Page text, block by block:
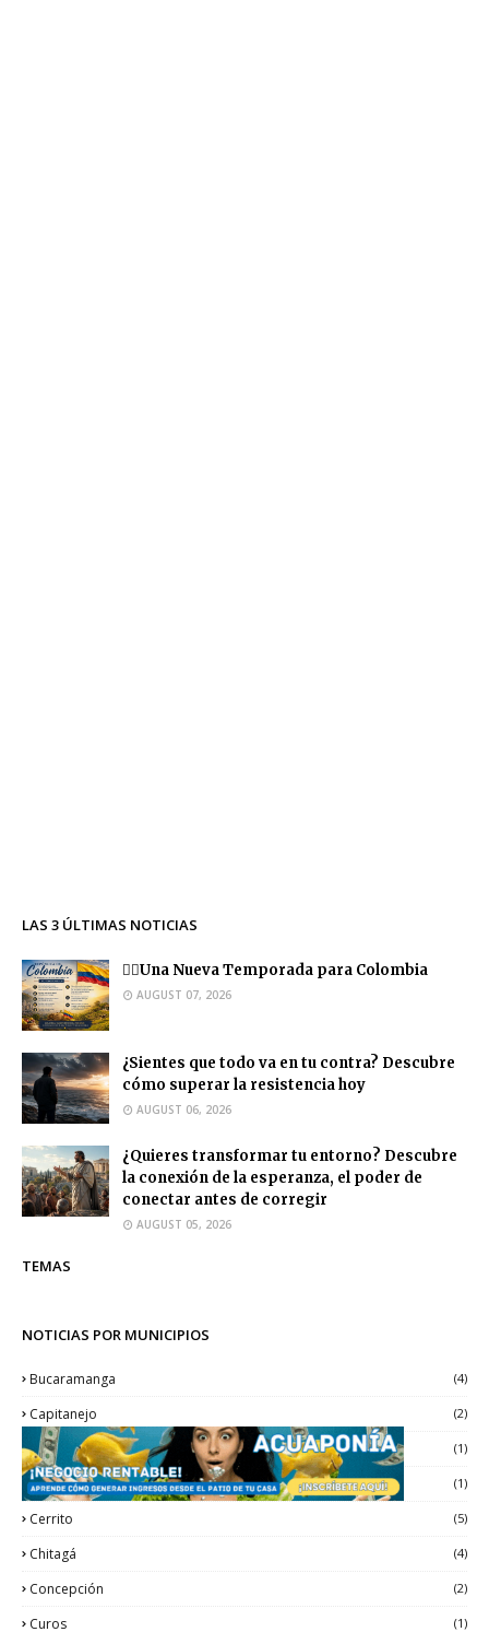
LAS 3 ÚLTIMAS NOTICIAS
❤️‍🔥Una Nueva Temporada para Colombia
AUGUST 07, 2026
¿Sientes que todo va en tu contra? Descubre
cómo superar la resistencia hoy
AUGUST 06, 2026
¿Quieres transformar tu entorno? Descubre
la conexión de la esperanza, el poder de
conectar antes de corregir
AUGUST 05, 2026
TEMAS
NOTICIAS POR MUNICIPIOS
Bucaramanga (4)
Capitanejo (2)
Carcasí (1)
Cepitá (1)
Cerrito (5)
Chitagá (4)
Concepción (2)
Curos (1)